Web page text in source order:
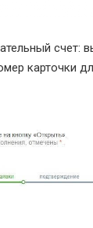
счет:
карточки